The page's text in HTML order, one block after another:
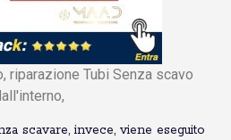
riparazione Tubi Senza scavo
scavare, invece, viene eseguito